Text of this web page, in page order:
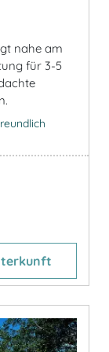
nahe am
für 3-5